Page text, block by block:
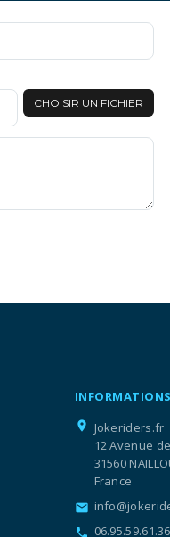
CHOISIR UN FICHIER
location_on
Jokeriders.fr
12 Avenue
31560
France
email
call 06.95.59.61.36